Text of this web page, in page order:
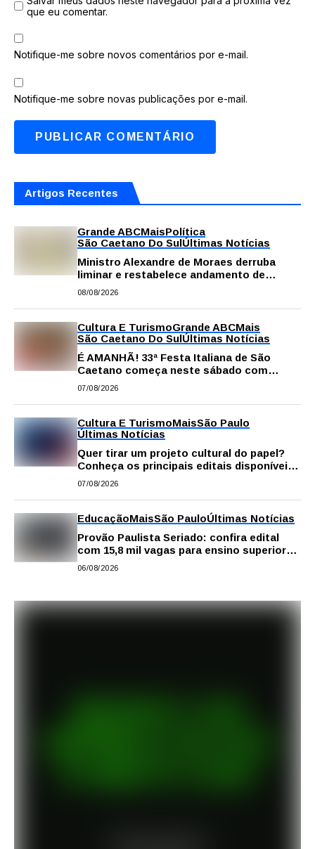
que eu comentar.
Notifique-me sobre novos comentários por e-mail.
Notifique-me sobre novas publicações por e-mail.
Artigos Recentes
Grande ABCMaisPolítica
São Caetano Do SulÚltimas Notícias
Ministro Alexandre de Moraes derruba
liminar e restabelece andamento de
comissão processante contra vereador
08/08/2026
Cultura E TurismoGrande ABCMais
São Caetano Do SulÚltimas Notícias
É AMANHÃ! 33ª Festa Italiana de São
Caetano começa neste sábado com
gastronomia, música e solidariedade
07/08/2026
Cultura E TurismoMaisSão Paulo
Últimas Notícias
Quer tirar um projeto cultural do papel?
Conheça os principais editais disponíveis
em São Paulo
07/08/2026
EducaçãoMaisSão PauloÚltimas Notícias
Provão Paulista Seriado: confira edital
com 15,8 mil vagas para ensino superior
público
06/08/2026